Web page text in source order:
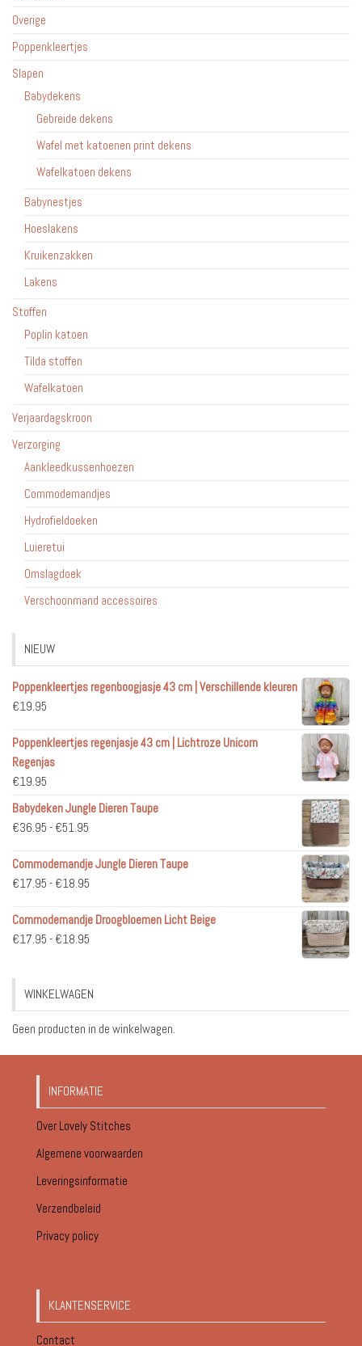
Overige
Poppenkleertjes
Slapen
Babydekens
Gebreide dekens
Wafel met katoenen print dekens
Wafelkatoen dekens
Babynestjes
Hoeslakens
Kruikenzakken
Lakens
Stoffen
Poplin katoen
Tilda stoffen
Wafelkatoen
Verjaardagskroon
Verzorging
Aankleedkussenhoezen
Commodemandjes
Hydrofieldoeken
Luieretui
Omslagdoek
Verschoonmand accessoires
NIEUW
Poppenkleertjes regenboogjasje 43 cm | Verschillende kleuren
€19.95
Poppenkleertjes regenjasje 43 cm | Lichtroze Unicorn
Regenjas
€19.95
Babydeken Jungle Dieren Taupe
€36.95 - €51.95
tot
€51.95
Commodemandje Jungle Dieren Taupe
€17.95 - €18.95
tot
Commodemandje Droogbloemen Licht Beige
€17.95 - €18.95
€18.95
WINKELWAGEN
Geen producten in de winkelwagen.
INFORMATIE
Over Lovely Stitches
Algemene voorwaarden
Leveringsinformatie
Verzendbeleid
Privacy policy
KLANTENSERVICE
Contact